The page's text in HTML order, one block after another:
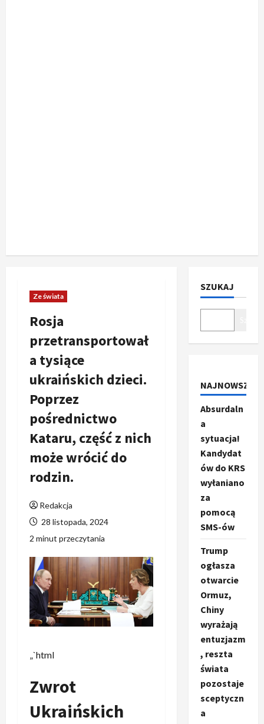
Ze świata
Rosja
przetransportował
a tysiące
ukraińskich dzieci.
Poprzez
pośrednictwo
Kataru, część z nich
może wrócić do
rodzin.
Redakcja
28 listopada, 2024
2 minut przeczytania
„`html
Zwrot
Ukraińskich
SZUKAJ
NAJNOWSZE
Absurdaln
a
sytuacja!
Kandydat
ów do KRS
wyłaniano
za
pomocą
SMS-ów
Trump
ogłasza
otwarcie
Ormuz,
Chiny
wyrażają
entuzjazm
, reszta
świata
pozostaje
sceptyczn
a